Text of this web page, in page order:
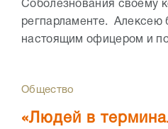
Соболезнования своему
регпарламенте. Алексею
настоящим офицером и
Общество
«Людей в